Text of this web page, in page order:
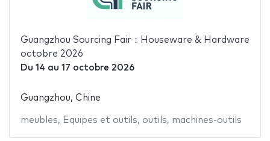
Guangzhou Sourcing Fair：Houseware & Hardware
octobre 2026
Du 14 au 17 octobre 2026
Guangzhou, Chine
meubles, Equipes et outils, outils, machines-outils